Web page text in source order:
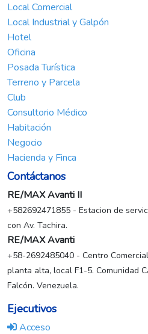
Local Comercial
Local Industrial y Galpón
Hotel
Oficina
Posada Turística
Terreno y Parcela
Club
Consultorio Médico
Habitación
Negocio
Hacienda y Finca
Contáctanos
RE/MAX Avanti II
+582692471855 - Estacion de
con Av. Tachira.
RE/MAX Avanti
+58-2692485040 - Centro
planta alta, local F1-5. Comunidad
Falcón. Venezuela.
Ejecutivos
Acceso